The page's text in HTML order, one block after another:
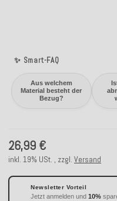
✨ Smart-FAQ
Aus welchem
Material besteht der
Bezug?
26,99 €
inkl. 19% USt. , zzgl. Versand
Newsletter Vorteil
Jetzt anmelden und 10%